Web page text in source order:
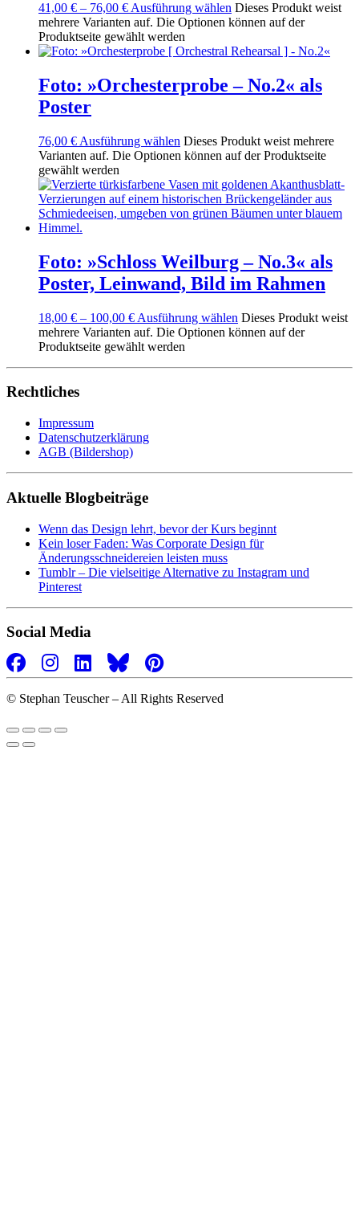
41,00 € – 76,00 € Ausführung wählen Dieses Produkt weist
mehrere Varianten auf. Die Optionen können auf der
Produktseite gewählt werden
Foto: »Orchesterprobe – No.2« als
Poster
76,00 € Ausführung wählen Dieses Produkt weist mehrere
Varianten auf. Die Optionen können auf der Produktseite
gewählt werden
Foto: »Schloss Weilburg – No.3« als
Poster, Leinwand, Bild im Rahmen
18,00 € – 100,00 € Ausführung wählen Dieses Produkt weist
mehrere Varianten auf. Die Optionen können auf der
Produktseite gewählt werden
Rechtliches
Impressum
Datenschutzerklärung
AGB (Bildershop)
Aktuelle Blogbeiträge
Wenn das Design lehrt, bevor der Kurs beginnt
Kein loser Faden: Was Corporate Design für
Änderungsschneidereien leisten muss
Tumblr – Die vielseitige Alternative zu Instagram und
Pinterest
Social Media
© Stephan Teuscher – All Rights Reserved